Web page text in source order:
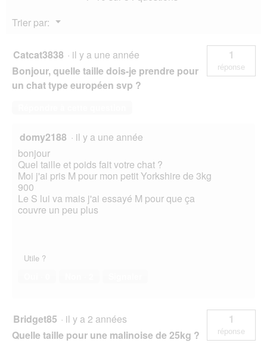
Trier par:
▼
Menu
Catcat3838 · il y a une année
Bonjour, quelle taille dois-je prendre pour
un chat type européen svp ?
1
réponse
domy2188 · il y a une année
bonjour
Quel taille et poids fait votre chat ?
Moi j'ai pris M pour mon petit Yorkshire de 3kg
900
Le S lui va mais j'ai essayé M pour que ça
couvre un peu plus
Utile ?
Bridget85 · il y a 2 années
Quelle taille pour une malinoise de 25kg ?
1
réponse